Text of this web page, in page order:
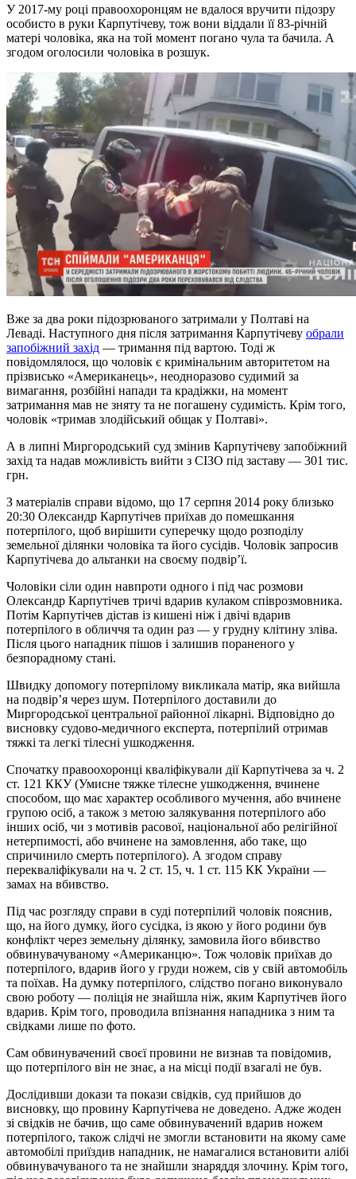
У 2017-му році правоохоронцям не вдалося вручити підозру
особисто в руки Карпутічеву, тож вони віддали її 83-річній
матері чоловіка, яка на той момент погано чула та бачила. А
згодом оголосили чоловіка в розшук.
Вже за два роки підозрюваного затримали у Полтаві на
Леваді. Наступного дня після затримання Карпутічеву обрали
запобіжний захід — тримання під вартою. Тоді ж
повідомлялося, що чоловік є кримінальним авторитетом на
прізвисько «Американець», неодноразово судимий за
вимагання, розбійні напади та крадіжки, на момент
затримання мав не зняту та не погашену судимість. Крім того,
чоловік «тримав злодійський общак у Полтаві».
А в липні Миргородський суд змінив Карпутічеву запобіжний
захід та надав можливість вийти з СІЗО під заставу — 301 тис.
грн.
З матеріалів справи відомо, що 17 серпня 2014 року близько
20:30 Олександр Карпутічев приїхав до помешкання
потерпілого, щоб вирішити суперечку щодо розподілу
земельної ділянки чоловіка та його сусідів. Чоловік запросив
Карпутічева до альтанки на своєму подвір’ї.
Чоловіки сіли один навпроти одного і під час розмови
Олександр Карпутічев тричі вдарив кулаком співрозмовника.
Потім Карпутічев дістав із кишені ніж і двічі вдарив
потерпілого в обличчя та один раз — у грудну клітину зліва.
Після цього нападник пішов і залишив пораненого у
безпорадному стані.
Швидку допомогу потерпілому викликала матір, яка вийшла
на подвір’я через шум. Потерпілого доставили до
Миргородської центральної районної лікарні. Відповідно до
висновку судово-медичного експерта, потерпілий отримав
тяжкі та легкі тілесні ушкодження.
Спочатку правоохоронці кваліфікували дії Карпутічева за ч. 2
ст. 121 ККУ (Умисне тяжке тілесне ушкодження, вчинене
способом, що має характер особливого мучення, або вчинене
групою осіб, а також з метою залякування потерпілого або
інших осіб, чи з мотивів расової, національної або релігійної
нетерпимості, або вчинене на замовлення, або таке, що
спричинило смерть потерпілого). А згодом справу
перекваліфікували на ч. 2 ст. 15, ч. 1 ст. 115 КК України —
замах на вбивство.
Під час розгляду справи в суді потерпілий чоловік пояснив,
що, на його думку, його сусідка, із якою у його родини був
конфлікт через земельну ділянку, замовила його вбивство
обвинувачуваному «Американцю». Тож чоловік приїхав до
потерпілого, вдарив його у груди ножем, сів у свій автомобіль
та поїхав. На думку потерпілого, слідство погано виконувало
свою роботу — поліція не знайшла ніж, яким Карпутічев його
вдарив. Крім того, проводила впізнання нападника з ним та
свідками лише по фото.
Сам обвинувачений своєї провини не визнав та повідомив,
що потерпілого він не знає, а на місці події взагалі не був.
Дослідивши докази та покази свідків, суд прийшов до
висновку, що провину Карпутічева не доведено. Адже жоден
зі свідків не бачив, що саме обвинувачений вдарив ножем
потерпілого, також слідчі не змогли встановити на якому саме
автомобілі приїздив нападник, не намагалися встановити алібі
обвинувачуваного та не знайшли знаряддя злочину. Крім того,